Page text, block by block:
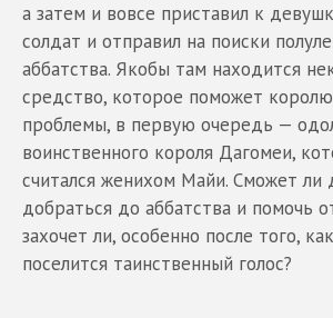
а затем и вовсе приставил к
солдат и отправил на поиски
аббатства. Якобы там находится
средство, которое поможет
проблемы, в первую очередь —
воинственного короля Дагомеи,
считался женихом Майи. Сможет ли
добраться до аббатства и помочь
захочет ли, особенно после того,
поселится таинственный голос?